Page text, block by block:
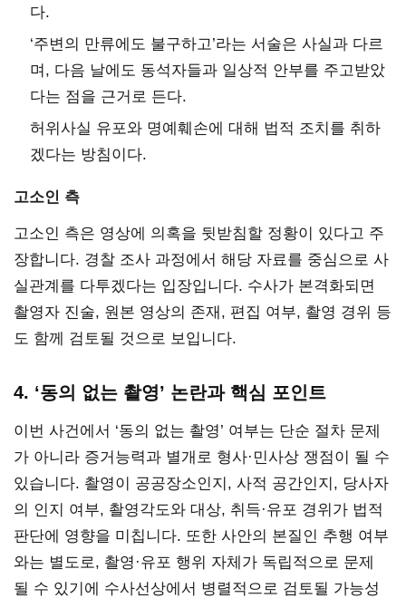
다.
‘주변의 만류에도 불구하고’라는 서술은 사실과 다르
며, 다음 날에도 동석자들과 일상적 안부를 주고받았
다는 점을 근거로 든다.
허위사실 유포와 명예훼손에 대해 법적 조치를 취하
겠다는 방침이다.
고소인 측
고소인 측은 영상에 의혹을 뒷받침할 정황이 있다고 주
장합니다. 경찰 조사 과정에서 해당 자료를 중심으로 사
실관계를 다투겠다는 입장입니다. 수사가 본격화되면
촬영자 진술, 원본 영상의 존재, 편집 여부, 촬영 경위 등
도 함께 검토될 것으로 보입니다.
4. ‘동의 없는 촬영’ 논란과 핵심 포인트
이번 사건에서 ‘동의 없는 촬영’ 여부는 단순 절차 문제
가 아니라 증거능력과 별개로 형사·민사상 쟁점이 될 수
있습니다. 촬영이 공공장소인지, 사적 공간인지, 당사자
의 인지 여부, 촬영각도와 대상, 취득·유포 경위가 법적
판단에 영향을 미칩니다. 또한 사안의 본질인 추행 여부
와는 별도로, 촬영·유포 행위 자체가 독립적으로 문제
될 수 있기에 수사선상에서 병렬적으로 검토될 가능성